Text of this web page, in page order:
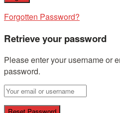
Forgotten Password?
Retrieve your password
Please enter your username or
password.